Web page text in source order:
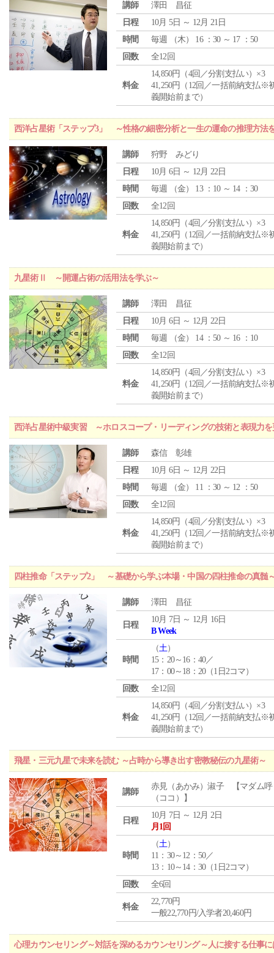
講師
澤田 昌征
日程
10月 5日 ～ 12月 21日
時間
毎週 （木） 16 ：30 ～ 17 ：50
回数
全12回
料金
14,850円（4回／分割支払い）×3
41,250円（12回／一括前納支払※
義開始前まで）
西洋占星術「ステップ3」 ～性格の細密分析と一生の運命の推理方法
講師
狩野 みどり
日程
10月 6日 ～ 12月 22日
時間
毎週 （金） 13 ：10 ～ 14 ：30
回数
全12回
料金
14,850円（4回／分割支払い）×3
41,250円（12回／一括前納支払※
義開始前まで）
九星術Ⅱ ～開運占術の活用法を学ぶ～
講師
澤田 昌征
日程
10月 6日 ～ 12月 22日
時間
毎週 （金） 14 ：50 ～ 16 ：10
回数
全12回
料金
14,850円（4回／分割支払い）×3
41,250円（12回／一括前納支払※
義開始前まで）
西洋占星術中級実習 ～ホロスコープ・リーディングの技術と表現力
講師
森信 彰雄
日程
10月 6日 ～ 12月 22日
時間
毎週 （金） 11 ：30 ～ 12 ：50
回数
全12回
料金
14,850円（4回／分割支払い）×3
41,250円（12回／一括前納支払※
義開始前まで）
四柱推命「ステップ2」 ～基礎から学ぶ本場・中国の四柱推命の真髄
講師 澤田 昌征
日程
10月 7日 ～ 12月 16日
B Week
時間
（土）
15：20～16：40／
17：00～18：20（1日2コマ）
回数
全12回
料金
14,850円（4回／分割支払い）×3
41,250円（12回／一括前納支払※
義開始前まで）
飛星・三元九星で未来を読む ～占時から導き出す密教秘伝の九星術～
講師
赤見（あかみ）淑子 【マダム呼
（ココ）】
日程
10月 7日 ～ 12月 2日
月1回
時間
（土）
11：30～12：50／
13：10～14：30（1日2コマ）
回数
全6回
料金
22,770円
一般22,770円/入学者20,460円
心理カウンセリング～対話を深めるカウンセリング～人に接する仕事